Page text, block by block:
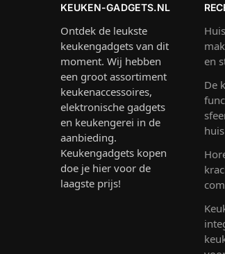
KEUKEN-GADGETS.NL
Ontdek de leukste
keukengadgets van dit
moment. Wij hebben
een groot assortiment
keukenaccessoires,
elektronische gadgets
en keukengerei in de
aanbieding.
Keukengadgets kopen
doe je hier voor de
laagste prijs!
en
De
huis